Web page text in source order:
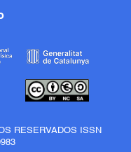
RESERVADOS ISSN